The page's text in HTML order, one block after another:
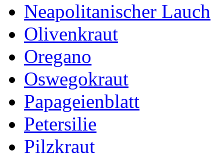
Neapolitanischer Lauch
Olivenkraut
Oregano
Oswegokraut
Papageienblatt
Petersilie
Pilzkraut